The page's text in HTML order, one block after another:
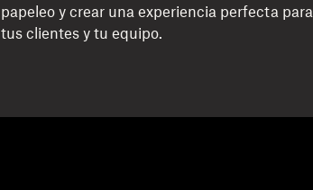
papeleo y crear una experiencia perfecta para
tus clientes y tu equipo.